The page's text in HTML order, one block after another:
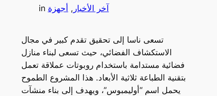
in آخر الأخبار , أجهزة
تسعى ناسا إلى تحقيق تقدم كبير في مجال
الاستكشاف الفضائي، حيث تسعى لبناء منازل
فضائية مستدامة باستخدام روبوتات عملاقة تعمل
بتقنية الطباعة ثلاثية الأبعاد. هذا المشروع الطموح
يحمل اسم “أوليمبوس”، ويهدف إلى بناء منشآت